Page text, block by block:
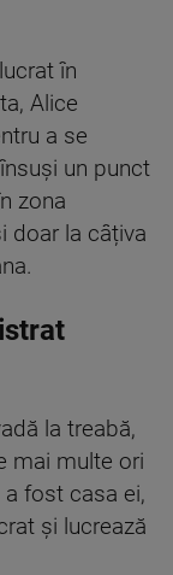
în
Alice
a se
un punct
zona
doar la câțiva
la treabă,
mai multe ori
fost casa ei,
și lucrează